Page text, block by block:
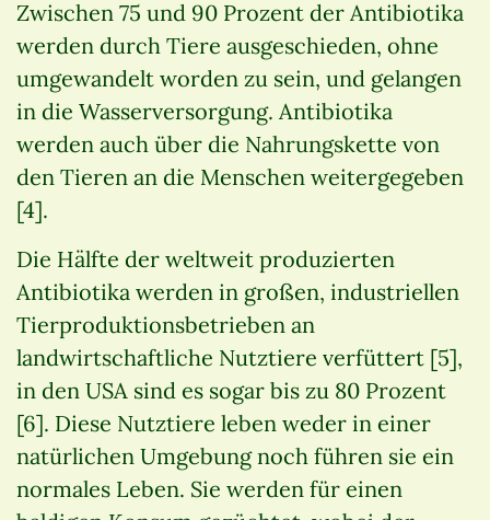
Zwischen 75 und 90 Prozent der Antibiotika
werden durch Tiere ausgeschieden, ohne
umgewandelt worden zu sein, und gelangen
in die Wasserversorgung. Antibiotika
werden auch über die Nahrungskette von
den Tieren an die Menschen weitergegeben
[4].
Die Hälfte der weltweit produzierten
Antibiotika werden in großen, industriellen
Tierproduktionsbetrieben an
landwirtschaftliche Nutztiere verfüttert [5],
in den USA sind es sogar bis zu 80 Prozent
[6]. Diese Nutztiere leben weder in einer
natürlichen Umgebung noch führen sie ein
normales Leben. Sie werden für einen